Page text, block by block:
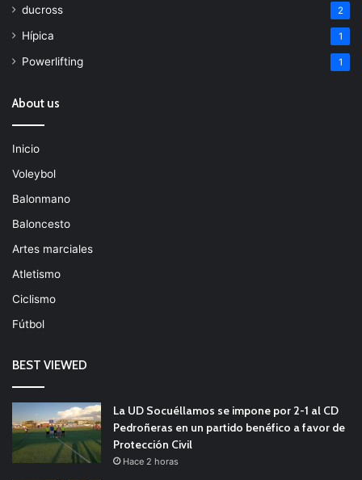
ducross 2
Hípica 1
Powerlifting 1
About us
Inicio
Voleybol
Balonmano
Baloncesto
Artes marciales
Atletismo
Ciclismo
Fútbol
BEST VIEWED
La UD Socuéllamos se impone por 2-1 al CD
Pedroñeras en un partido benéfico a favor de
Protección Civil
Hace 2 horas